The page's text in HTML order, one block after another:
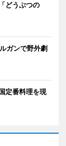
どうぶつの
ガンで野外劇
定番料理を現